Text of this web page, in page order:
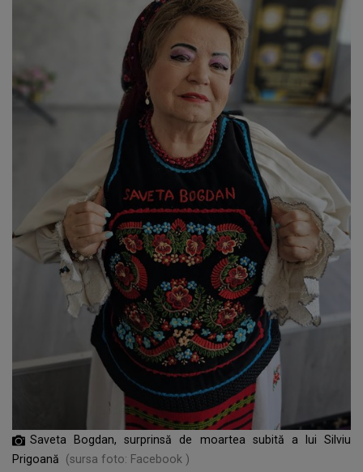
Saveta Bogdan, surprinsă de moartea subită a lui Silviu
Prigoană
(sursa foto: Facebook )